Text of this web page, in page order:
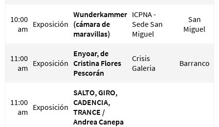
10:00
am Exposición
Wunderkammer
(cámara de
maravillas)
ICPNA -
Sede San
Miguel
San
Miguel
11:00
am Exposición
Enyoar, de
Cristina Flores
Pescorán
Crisis
Galeria
Barranco
11:00
am Exposición
SALTO, GIRO,
CADENCIA,
TRANCE /
Andrea Canepa